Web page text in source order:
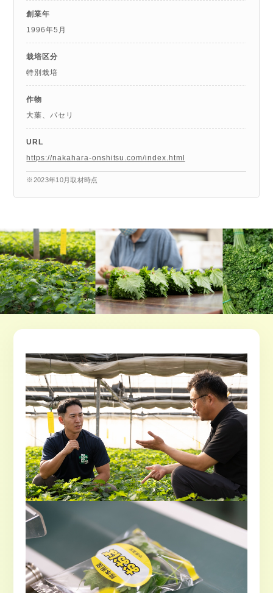
創業年
1996年5月
栽培区分
特別栽培
作物
大葉、パセリ
URL
https://nakahara-onshitsu.com/index.html
2023年10月取材時点